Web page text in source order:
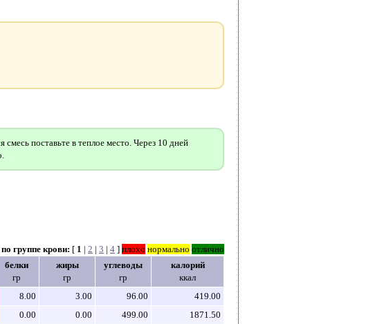
поставьте в теплое место. Через 10 дней
группе крови: [ 1 | 2 | 3 | 4 ] плохо нормально отлично
белки
гр
жиры
гр
углеводы
гр
калорий
ккал
8.00 3.00 96.00
419.00
0.00 0.00 499.00
1871.50